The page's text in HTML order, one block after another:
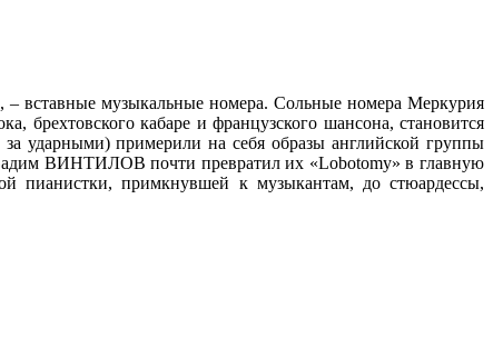
– вставные музыкальные номера. Сольные номера Меркурия
кабаре и французского шансона, становится
примерили на себя образы английской группы
Вадим ВИНТИЛОВ почти превратил их «Lobotomy» в главную
пианистки, примкнувшей к музыкантам, до стюардессы,